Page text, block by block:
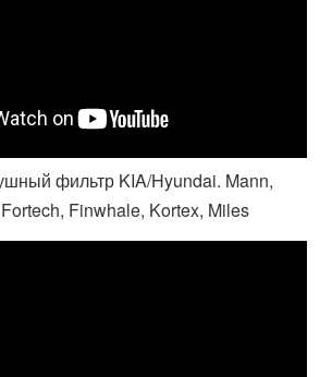
фильтр KIA/Hyundai. Mann,
Finwhale, Kortex, Miles